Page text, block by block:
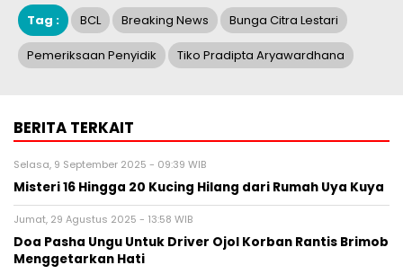
Tag : BCL Breaking News Bunga Citra Lestari
Pemeriksaan Penyidik Tiko Pradipta Aryawardhana
BERITA TERKAIT
Selasa, 9 September 2025 - 09:39 WIB
Misteri 16 Hingga 20 Kucing Hilang dari Rumah Uya Kuya
Jumat, 29 Agustus 2025 - 13:58 WIB
Doa Pasha Ungu Untuk Driver Ojol Korban Rantis Brimob
Menggetarkan Hati